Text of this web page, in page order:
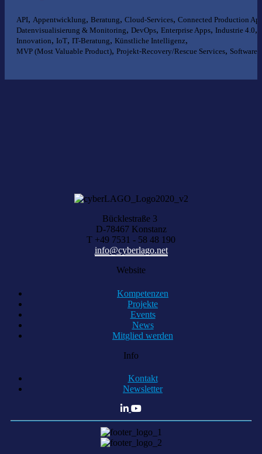
API, Appentwicklung, Beratung, Cloud-Services, Connected Production
Datenvisualisierung & Monitoring, DevOps, Enterprise Apps, Industrie 4.0,
Innovation, IoT, IT-Beratung, Künstliche Intelligenz,
MVP (Most Valuable Product), Projekt-Recovery/Rescue Services, Software
Bücklestraße 3
D-78467 Konstanz
T +49 7531 - 58 48 190
info@cyberlago.net
Website
Kompetenzen
Projekte
Events
News
Mitglied werden
Info
Kontakt
Newsletter